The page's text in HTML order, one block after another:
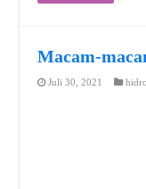
Macam-
Juli 30, 2021